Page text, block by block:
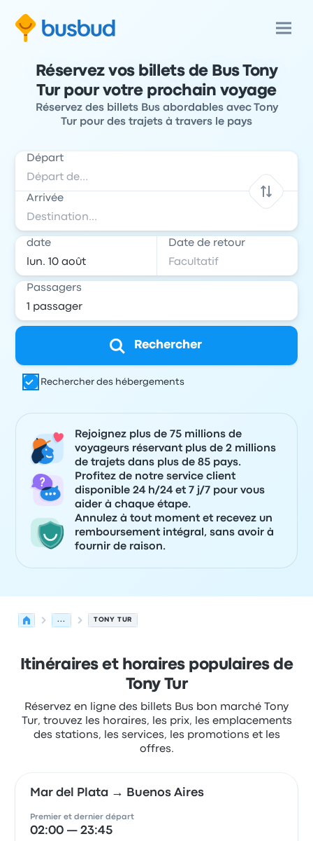
Réservez vos billets de Bus Tony
Tur pour votre prochain voyage
Réservez des billets Bus abordables avec Tony
Tur pour des trajets à travers le pays
Départ
Arrivée
date Date de retour
Passagers
Rechercher
Rechercher des hébergements
Rejoignez plus de 75 millions de
voyageurs réservant plus de 2 millions
de trajets dans plus de 85 pays.
Profitez de notre service client
disponible 24 h/24 et 7 j/7 pour vous
aider à chaque étape.
Annulez à tout moment et recevez un
remboursement intégral, sans avoir à
fournir de raison.
... TONY TUR
Itinéraires et horaires populaires de
Tony Tur
Réservez en ligne des billets Bus bon marché Tony
Tur, trouvez les horaires, les prix, les emplacements
des stations, les services, les promotions et les
offres.
Mar del Plata → Buenos Aires
Premier et dernier départ
02:00 — 23:45